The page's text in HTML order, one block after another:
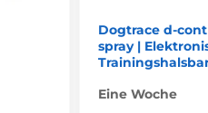
Halsbandes
für Heim- und
beträgt
Dogtrace d-
spray |
Eine Woche